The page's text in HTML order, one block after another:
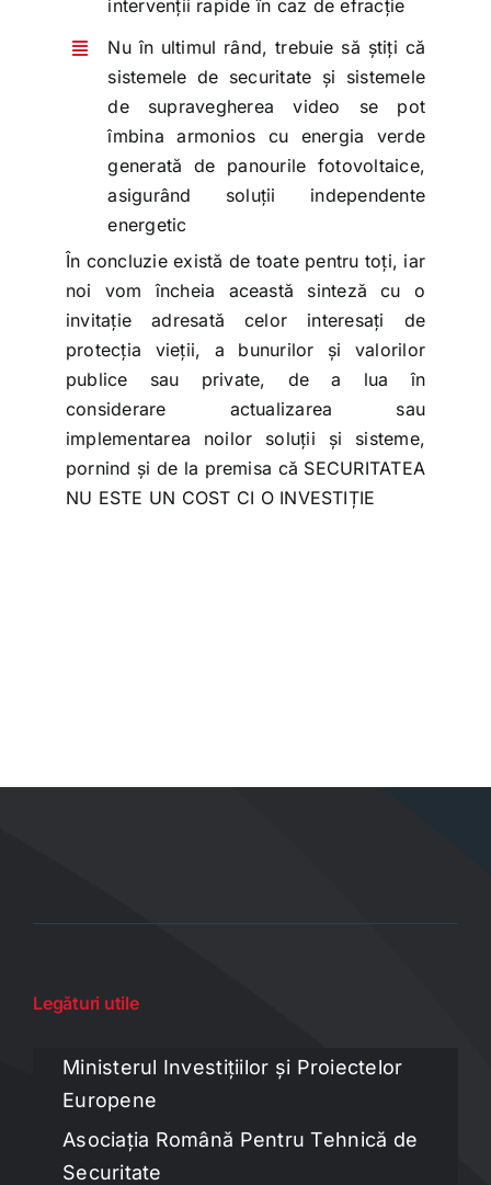
intervenții rapide în caz de efracție
Nu în ultimul rând, trebuie să știți că
sistemele de securitate și sistemele
de supravegherea video se pot
îmbina armonios cu energia verde
generată de panourile fotovoltaice,
asigurând soluții independente
energetic
În concluzie există de toate pentru toți, iar
noi vom încheia această sinteză cu o
invitație adresată celor interesați de
protecția vieții, a bunurilor și valorilor
publice sau private, de a lua în
considerare actualizarea sau
implementarea noilor soluții și sisteme,
pornind și de la premisa că SECURITATEA
NU ESTE UN COST CI O INVESTIȚIE
Legături utile
Ministerul Investițiilor și Proiectelor
Europene
Asociația Română Pentru Tehnică de
Securitate